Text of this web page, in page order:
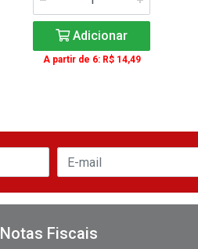
Adicionar
A partir de 6: R$ 14,49
Notas Fiscais